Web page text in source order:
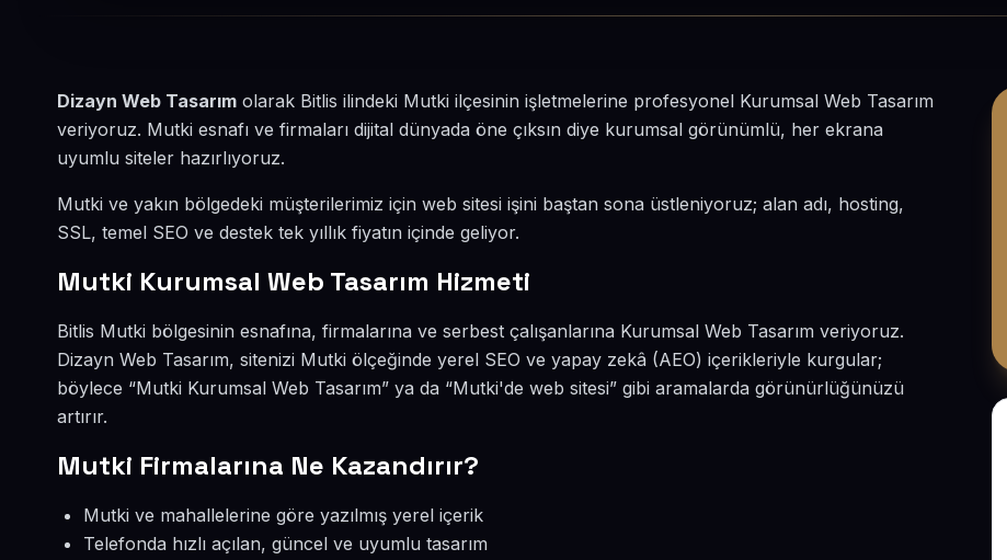
Dizayn Web Tasarım olarak Bitlis ilindeki Mutki ilçesinin işletmelerine profesyonel Kurumsal Web Tasarım
veriyoruz. Mutki esnafı ve firmaları dijital dünyada öne çıksın diye kurumsal görünümlü, her ekrana
uyumlu siteler hazırlıyoruz.
Mutki ve yakın bölgedeki müşterilerimiz için web sitesi işini baştan sona üstleniyoruz; alan adı, hosting,
SSL, temel SEO ve destek tek yıllık fiyatın içinde geliyor.
Mutki Kurumsal Web Tasarım Hizmeti
Bitlis Mutki bölgesinin esnafına, firmalarına ve serbest çalışanlarına Kurumsal Web Tasarım veriyoruz.
Dizayn Web Tasarım, sitenizi Mutki ölçeğinde yerel SEO ve yapay zekâ (AEO) içerikleriyle kurgular;
böylece “Mutki Kurumsal Web Tasarım” ya da “Mutki'de web sitesi” gibi aramalarda görünürlüğünüzü
artırır.
Mutki Firmalarına Ne Kazandırır?
Mutki ve mahallelerine göre yazılmış yerel içerik
Telefonda hızlı açılan, güncel ve uyumlu tasarım